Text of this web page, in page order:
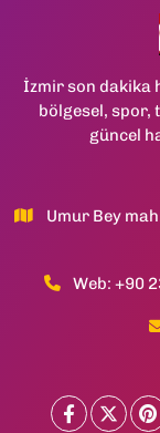
İzmir son dakika
bölgesel, spor,
güncel
Umur Bey
Web: +90